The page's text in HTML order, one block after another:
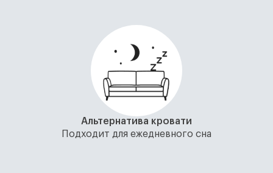
Альтернатива кровати
Подходит для ежедневного сна